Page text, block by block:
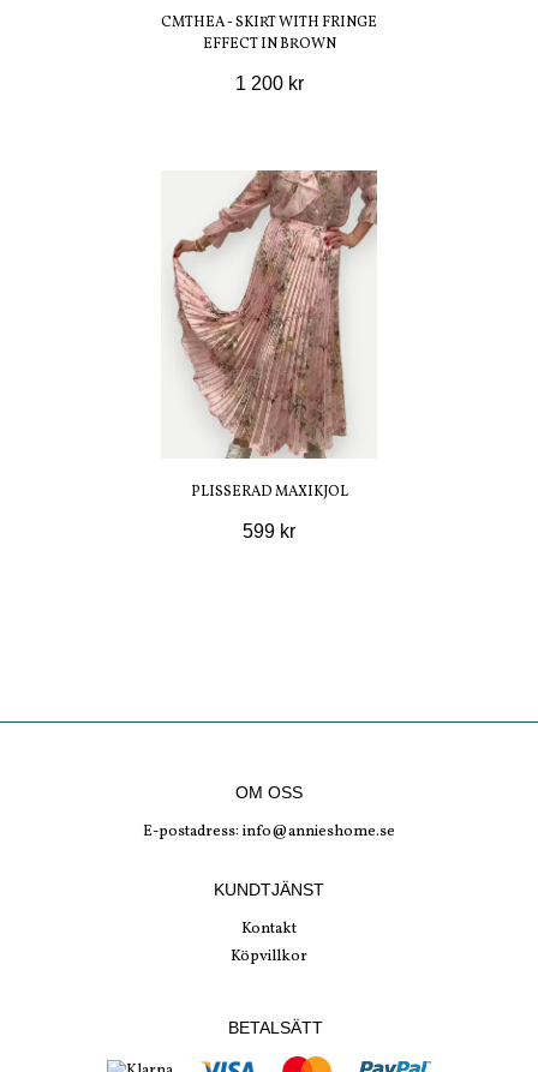
CMTHEA - SKIRT WITH FRINGE
EFFECT IN BROWN
1 200 kr
PLISSERAD MAXIKJOL
599 kr
OM OSS
E-postadress: info@annieshome.se
KUNDTJÄNST
Kontakt
Köpvillkor
BETALSÄTT